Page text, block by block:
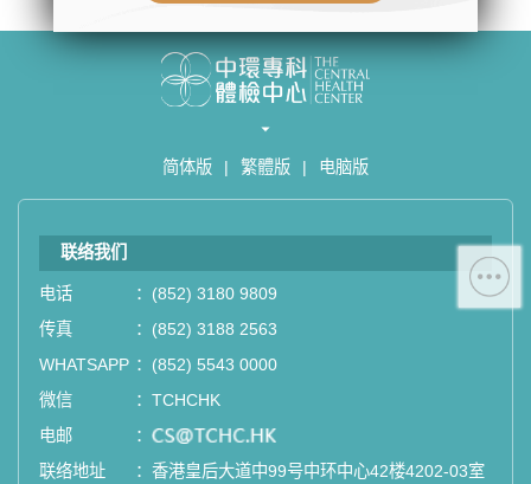
简体版 | 繁體版 | 电脑版
联络我们
电话 ： (852) 3180 9809
传真
： (852) 3188 2563
WHATSAPP ： (852) 5543 0000
微信
： TCHCHK
电邮
： email
联络地址
： 香港皇后大道中99号中环中心42楼4202-03室
- 地址：香港皇后大道中99号中环中
心42楼4203室（中环港铁站出口
- WhatsApp：(852) 5543 0000
- 电子邮箱：cs@tchc.hk
“中环专科体检中心”致力为关注健康
人士提供尊尚而优质的体检服务，一
站式进行全方位检查。